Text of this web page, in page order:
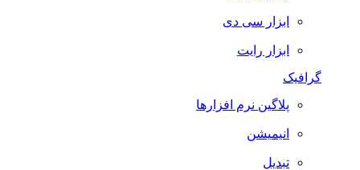
ابزار سی دی
ابزار رایت
گرافیک
پلاگین نرم افزارها
انیمیشن
تبدیل